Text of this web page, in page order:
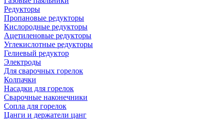
Редукторы
Пропановые редукторы
Кислородные редукторы
Ацетиленовые редукторы
Углекислотные редукторы
Гелиевый редуктор
Электроды
Для сварочных горелок
Колпачки
Насадки для горелок
Сварочные наконечники
Сопла для горелок
Цанги и держатели цанг